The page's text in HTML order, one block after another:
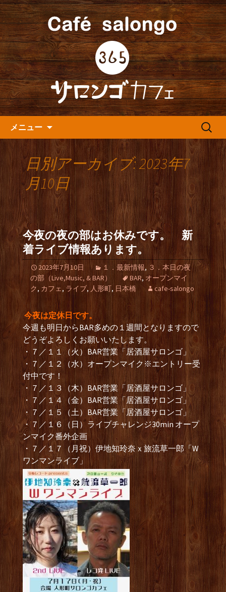
人形町の『365(サロンゴ)カフ
ェ』よりお知らせ
人形町の音楽カフェ『365カフェ』より
最新情報をお届けします。
メニュー
検
日別アーカイブ: 2023年7
月10日
今夜の夜の部はお休みです。 新
着ライブ情報あります。
2023年7月10日 １．最新情報, ３．本日の夜
の部（Live,Music, & BAR）
BAR, オープンマイ
ク, カフェ, ライブ, 人形町, 日本橋 cafe-salongo
今夜は定休日です。
今週も明日からBAR多めの１週間となりますので
どうぞよろしくお願いいたします。
・７／１１（火）BAR営業「居酒屋サロンゴ」
・７／１２（水）オープンマイク※エントリー受
付中です！
・７／１３（木）BAR営業「居酒屋サロンゴ」
・７／１４（金）BAR営業「居酒屋サロンゴ」
・７／１５（土）BAR営業「居酒屋サロンゴ」
・７／１６（日）ライブチャレンジ30min オープ
ンマイク番外企画
・７／１７（月祝）伊地知玲奈ｘ旅流草一郎「W
ワンマンライブ」